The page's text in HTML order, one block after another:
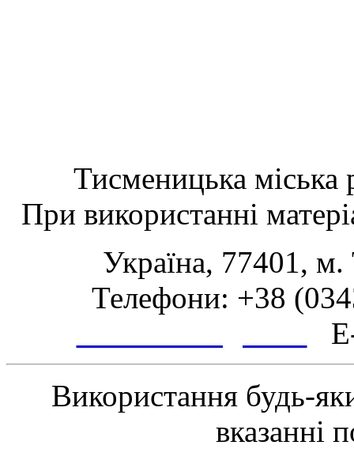
Тисменицька міська
При використанні
Україна, 77401,
Телефони: +38
Використання будь-
вказанні